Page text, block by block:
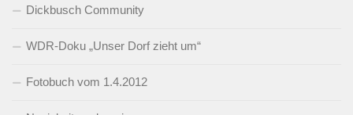
Dickbusch Community
WDR-Doku „Unser Dorf zieht um“
Fotobuch vom 1.4.2012